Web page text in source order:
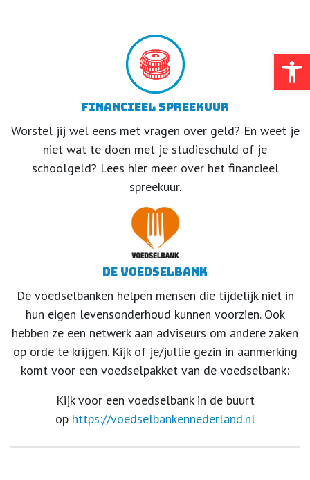
Financieel spreekuur
Worstel jij wel eens met vragen over geld? En weet je
niet wat te doen met je studieschuld of je
schoolgeld? Lees hier meer over het financieel
spreekuur.
De Voedselbank
De voedselbanken helpen mensen die tijdelijk niet in
hun eigen levensonderhoud kunnen voorzien. Ook
hebben ze een netwerk aan adviseurs om andere zaken
op orde te krijgen. Kijk of je/jullie gezin in aanmerking
komt voor een voedselpakket van de voedselbank:
Kijk voor een voedselbank in de buurt
op https://voedselbankennederland.nl